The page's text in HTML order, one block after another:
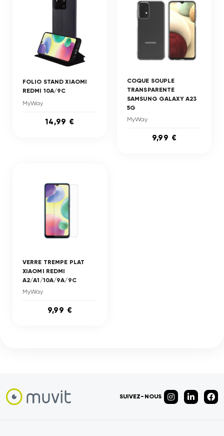
FOLIO STAND XIAOMI
REDMI 10A/9C
MyWay
14,99 €
COQUE SOUPLE
TRANSPARENTE
SAMSUNG GALAXY A23
5G
MyWay
9,99 €
VERRE TREMPE PLAT
XIAOMI REDMI
A2/A1/10A/9A/9C
MyWay
9,99 €
SUIVEZ-NOUS